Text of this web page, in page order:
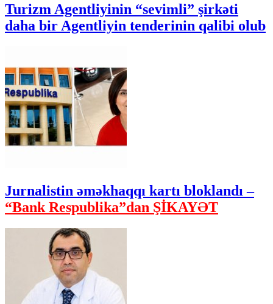
Turizm Agentliyinin “sevimli” şirkəti
daha bir Agentliyin tenderinin qalibi olub
Jurnalistin əməkhaqqı kartı bloklandı –
“Bank Respublika”dan ŞİKAYƏT